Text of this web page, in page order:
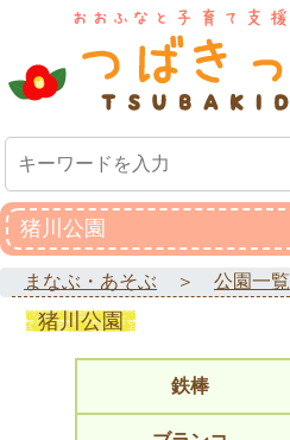
猪川公園
まなぶ・あそぶ ＞ 公園一覧
猪川公園
鉄棒